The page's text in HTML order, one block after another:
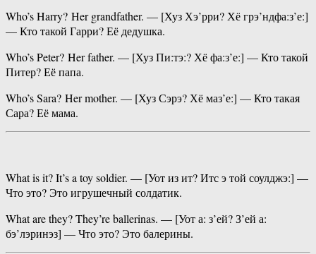
Who’s Harry? Her grandfather. — [Хуз Хэ’рри? Хё грэ’ндфа:з’е:]
— Кто такой Гарри? Её дедушка.
Who’s Peter? Her father. — [Хуз Пи:тэ:? Хё фа:з’е:] — Кто такой
Питер? Её папа.
Who’s Sara? Her mother. — [Хуз Сэрэ? Хё маз’е:] — Кто такая
Сара? Её мама.
What is it? It’s a toy soldier. — [Уот из ит? Итс э той соулджэ:] —
Что это? Это игрушечный солдатик.
What are they? They’re ballerinas. — [Уот а: з’ей? З’ей а:
бэ’лэринэз] — Что это? Это балерины.